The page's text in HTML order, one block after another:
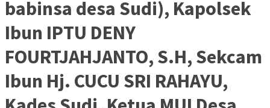
babinsa desa Sudi), Kapolsek
Ibun IPTU DENY
FOURTJAHJANTO, S.H, Sekcam
Ibun Hj. CUCU SRI RAHAYU,